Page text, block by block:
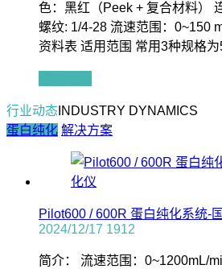
色：黑红（Peek + 复合材料）
螺纹: 1/4-28 流速范围：0~150
资料表 适用范围 常用3种规格为
行业动态 INDUSTRY DYNAMICS
蛋白纯化 解决方案
Pilot600 / 600R 蛋白纯化系统-
2024/12/17 1912
简介： 流速范围：0~1200mL/